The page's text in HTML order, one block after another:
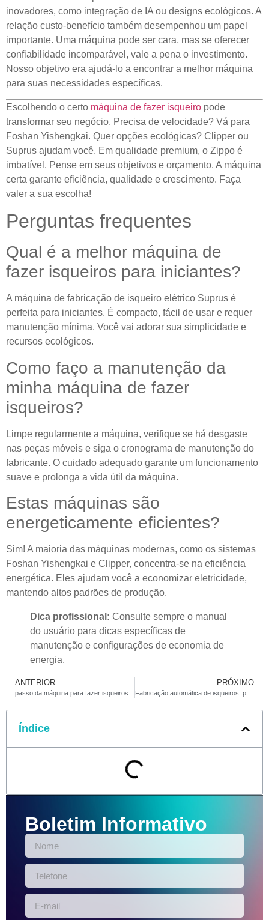
inovadores, como integração de IA ou designs ecológicos. A
relação custo-benefício também desempenhou um papel
importante. Uma máquina pode ser cara, mas se oferecer
confiabilidade incomparável, vale a pena o investimento.
Nosso objetivo era ajudá-lo a encontrar a melhor máquina
para suas necessidades específicas.
Escolhendo o certo máquina de fazer isqueiro pode
transformar seu negócio. Precisa de velocidade? Vá para
Foshan Yishengkai. Quer opções ecológicas? Clipper ou
Suprus ajudam você. Em qualidade premium, o Zippo é
imbatível. Pense em seus objetivos e orçamento. A máquina
certa garante eficiência, qualidade e crescimento. Faça
valer a sua escolha!
Perguntas frequentes
Qual é a melhor máquina de
fazer isqueiros para iniciantes?
A máquina de fabricação de isqueiro elétrico Suprus é
perfeita para iniciantes. É compacto, fácil de usar e requer
manutenção mínima. Você vai adorar sua simplicidade e
recursos ecológicos.
Como faço a manutenção da
minha máquina de fazer
isqueiros?
Limpe regularmente a máquina, verifique se há desgaste
nas peças móveis e siga o cronograma de manutenção do
fabricante. O cuidado adequado garante um funcionamento
suave e prolonga a vida útil da máquina.
Estas máquinas são
energeticamente eficientes?
Sim! A maioria das máquinas modernas, como os sistemas
Foshan Yishengkai e Clipper, concentra-se na eficiência
energética. Eles ajudam você a economizar eletricidade,
mantendo altos padrões de produção.
Dica profissional: Consulte sempre o manual
do usuário para dicas específicas de
manutenção e configurações de economia de
energia.
ANTERIOR
passo da máquina para fazer isqueiros
PRÓXIMO
Fabricação automática de isqueiros: principais máquinas reveladas
Índice
Boletim Informativo